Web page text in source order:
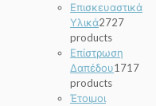
Επισκευαστικά
Υλικά2727
products
Επίστρωση
Δαπέδου1717
products
Έτοιμοι